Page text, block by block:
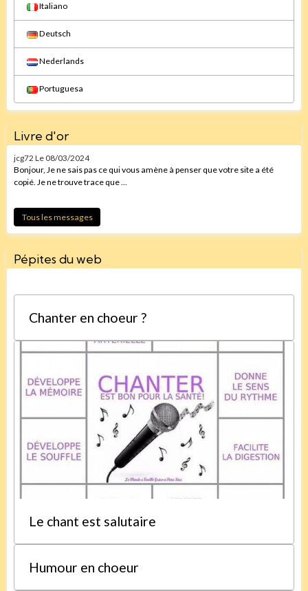
Italiano
Deutsch
Nederlands
Portuguesa
Livre d'or
jcg72 Le 08/03/2024
Bonjour, Je ne sais pas ce qui vous amène à penser que votre site a été
copié. Je ne trouve trace que ...
Tous les messages
Pépites du web
Chanter en choeur ?
Le chant est salutaire
Humour en choeur